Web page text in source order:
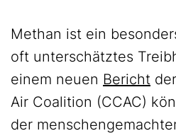
Methan ist ein
oft unterschätztes
einem neuen Bericht
Air Coalition (CCAC)
der